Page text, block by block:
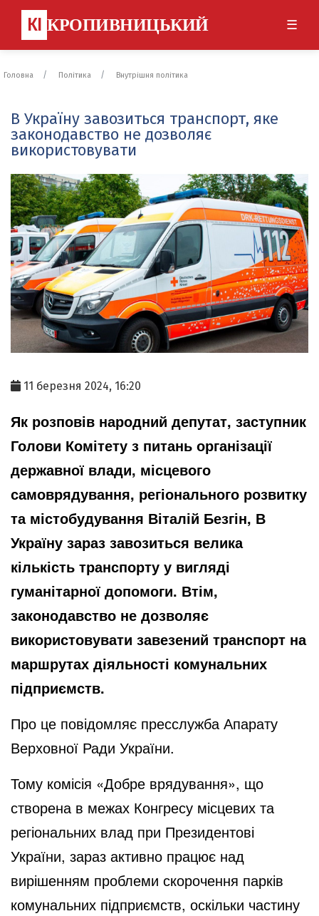
КІ КРОПИВНИЦЬКИЙ ☰
Головна Політика Внутрішня політика
В Україну завозиться транспорт, яке
законодавство не дозволяє
використовувати
11 березня 2024, 16:20
Як розповів народний депутат, заступник
Голови Комітету з питань організації
державної влади, місцевого
самоврядування, регіонального розвитку
та містобудування Віталій Безгін, В
Україну зараз завозиться велика
кількість транспорту у вигляді
гуманітарної допомоги. Втім,
законодавство не дозволяє
використовувати завезений транспорт на
маршрутах діяльності комунальних
підприємств.
Про це повідомляє пресслужба Апарату
Верховної Ради України.
Тому комісія «Добре врядування», що
створена в межах Конгресу місцевих та
регіональних влад при Президентові
України, зараз активно працює над
вирішенням проблеми скорочення парків
комунальних підприємств, оскільки частину